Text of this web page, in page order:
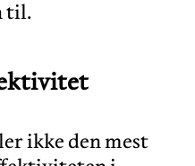
ikke den mest